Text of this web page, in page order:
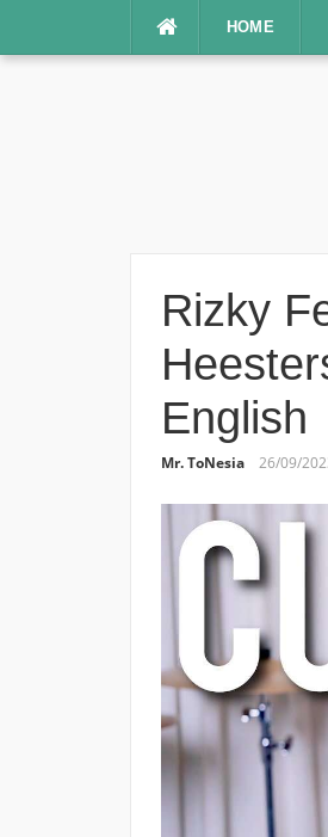
HOME
Rizky
English
Mr. ToNesia 26/09/